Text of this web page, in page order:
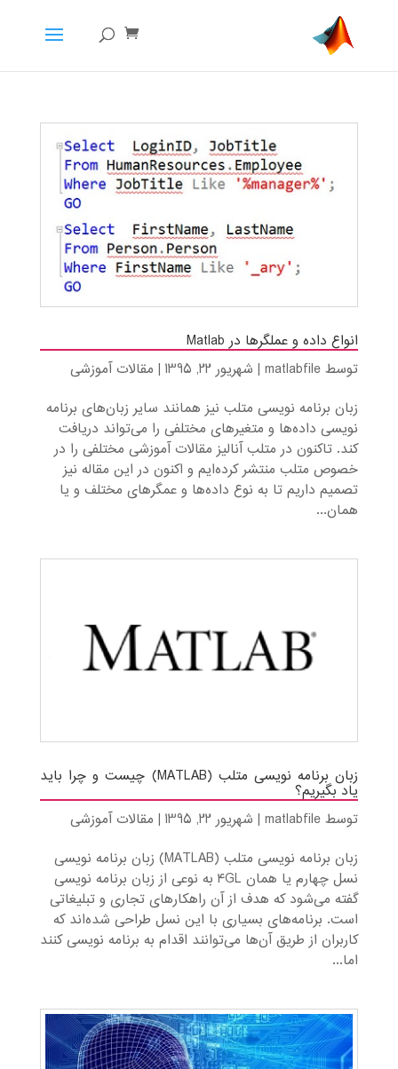
انواع داده و عملگر‌ها در Matlab
توسطmatlabfile
| شهریور 22, 1395 | مقالات آموزشی
زبان برنامه نویسی متلب نیز همانند سایر زبان‌های برنامه
نویسی داده‌ها و متغیر‌های مختلفی را می‌‌تواند دریافت
کند. تاکنون در متلب آنالیز مقالات آموزشی مختلفی را در
خصوص متلب منتشر کرده‌ایم و اکنون در این مقاله نیز
تصمیم داریم تا به نوع داده‌ها و عمگر‌های مختلف و یا
همان...
زبان برنامه نویسی متلب (MATLAB) چیست و چرا باید
یاد بگیریم؟
توسطmatlabfile
| شهریور 22, 1395 | مقالات آموزشی
زبان برنامه نویسی متلب (MATLAB) زبان برنامه نویسی
نسل چهارم یا همان ۴GL به نوعی از زبان برنامه نویسی
گفته می‌شود که هدف از آن راهکار‌های تجاری و تبلیغاتی
است. برنامه‌های بسیاری با این نسل طراحی شده‌اند که
کاربران از طریق آن‌ها می‌توانند اقدام به برنامه نویسی کنند
اما...